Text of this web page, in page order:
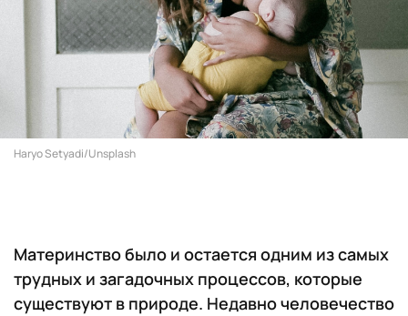
Haryo Setyadi/Unsplash
Материнство было и остается одним из самых
трудных и загадочных процессов, которые
существуют в природе. Недавно человечество